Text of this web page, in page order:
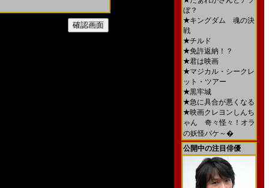
ぼ？
★キングダム 魂の決
戦
★チルド
★免許返納！？
★君は映画
★マジカル・シークレ
ット・ツアー
★黒牢城
★急に具合が悪くなる
★映画クレヨンしんち
ゃん 奇々怪々！オラ
の妖怪バケ～�
公開中の注目俳優